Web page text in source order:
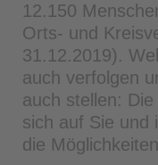
12.150
Orts- und
31.12.2019).
auch verfolgen
auch stellen:
sich auf Sie und
die